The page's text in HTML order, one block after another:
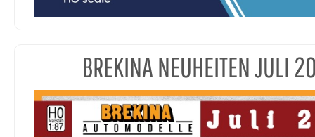
BREKINA NEUHEITEN JULI